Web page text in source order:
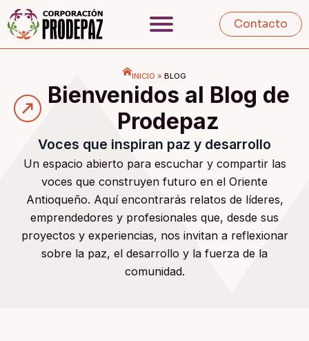
Contacto
INICIO » BLOG
Bienvenidos al Blog de
Prodepaz
Voces que inspiran paz y desarrollo
Un espacio abierto para escuchar y compartir las
voces que construyen futuro en el Oriente
Antioqueño. Aquí encontrarás relatos de líderes,
emprendedores y profesionales que, desde sus
proyectos y experiencias, nos invitan a reflexionar
sobre la paz, el desarrollo y la fuerza de la
comunidad.